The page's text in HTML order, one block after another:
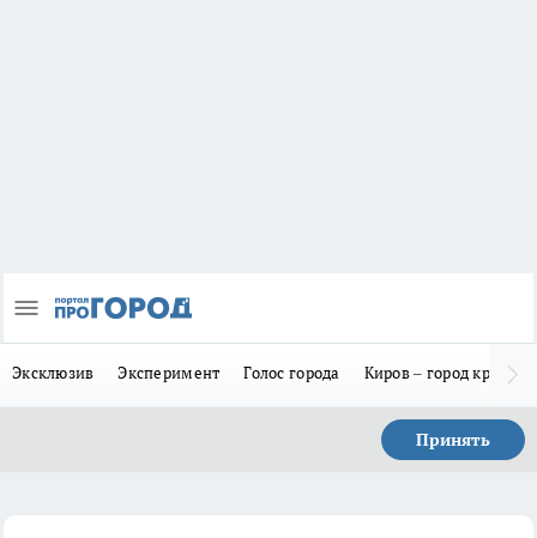
Эксклюзив Эксперимент Голос города Киров – город
Принять